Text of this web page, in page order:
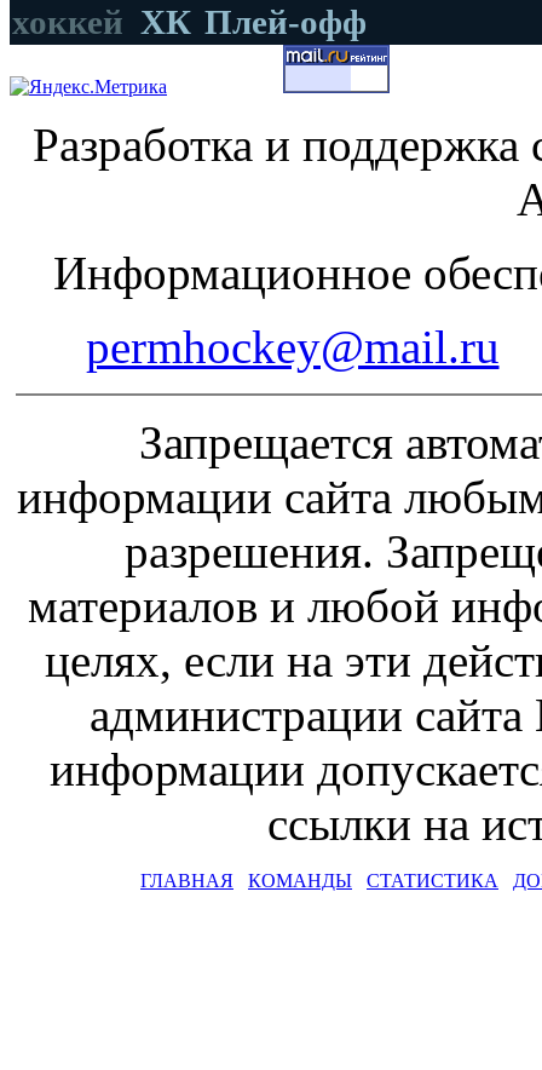
хоккей ХК Плей-офф
Разработка и
Информационное
permhockey@mail.ru
Запрещается
информации сайта
разрешения.
материалов и любой
целях, если на эти
администрации
информации
ссылки на
ГЛАВНАЯ КОМАНДЫ СТАТИСТИКА